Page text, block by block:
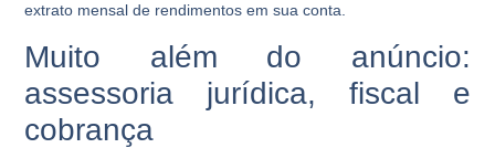
extrato mensal de rendimentos em sua conta.
Muito além do anúncio:
assessoria jurídica, fiscal e
cobrança